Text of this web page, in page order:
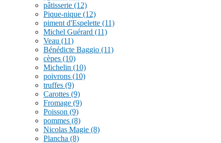
pâtisserie (12)
Pique-nique (12)
piment d'Espelette (11)
Michel Guérard (11)
Veau (11)
Bénédicte Baggio (11)
cèpes (10)
Michelin (10)
poivrons (10)
truffes (9)
Carottes (9)
Fromage (9)
Poisson (9)
pommes (8)
Nicolas Magie (8)
Plancha (8)